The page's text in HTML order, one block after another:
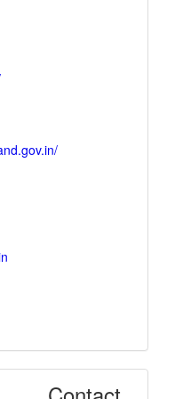
Door Step Delivery
of an
Sector Banks